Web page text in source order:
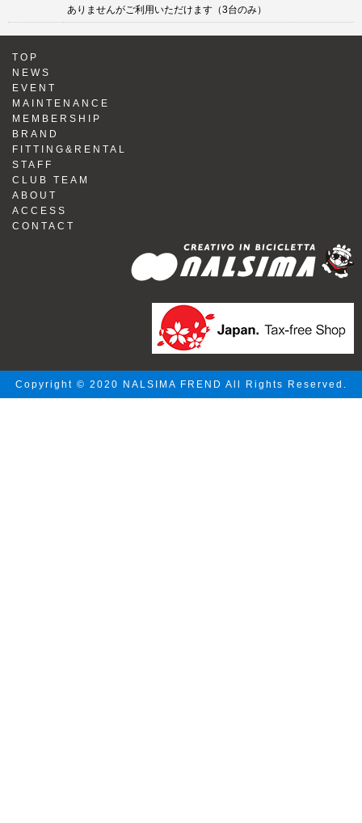
ありませんがご利用いただけます（3台のみ）
TOP
NEWS
EVENT
MAINTENANCE
MEMBERSHIP
BRAND
FITTING&RENTAL
STAFF
CLUB TEAM
ABOUT
ACCESS
CONTACT
Copyright © 2020 NALSIMA FREND All Rights Reserved.